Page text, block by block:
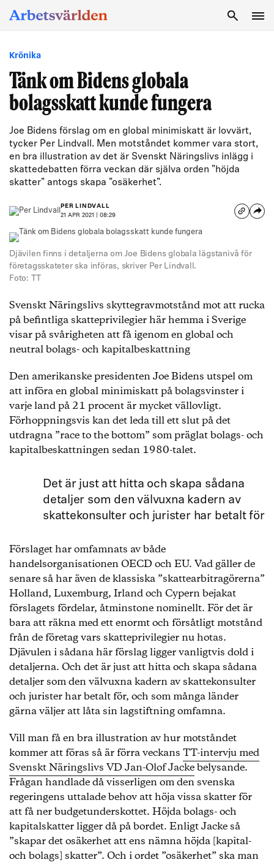
Krönika
Tänk om Bidens globala
bolagsskatt kunde fungera
Joe Bidens förslag om en global minimiskatt är lovvärt,
tycker Per Lindvall. Men motståndet kommer vara stort,
en bra illustration av det är Svenskt Näringslivs inlägg i
skattedebatten förra veckan där själva orden "höjda
skatter" antogs skapa "osäkerhet".
PER LINDVALL
21 APR 2021 | 08:29
Djävilen finns i detaljerna om Joe Bidens globala lägstanivå för
företagsskateter ska införas, skriver Per Lindvall.
Foto: TT
Svenskt Näringslivs skyttegravmotstånd mot att rucka
på befintliga skatteprivilegier här hemma i Sverige
visar på svårigheten att få igenom en global och
neutral bolags- och kapitalbeskattning
Den amerikanske presidenten Joe Bidens utspel om
att införa en global minimiskatt på bolagsvinster i
varje land på 21 procent är mycket vällovligt.
Förhoppningsvis kan det leda till ett slut på det
utdragna ”race to the bottom” som präglat bolags- och
kapitalbeskattningen sedan 1980-talet.
Det är just att hitta och skapa sådana
detaljer som den välvuxna kadern av
skattekonsulter och jurister har betalt för
Förslaget har omfamnats av både
handelsorganisationen OECD och EU. Vad gäller de
senare så har även de klassiska ”skattearbitragörerna”
Holland, Luxemburg, Irland och Cypern bejakat
förslagets fördelar, åtminstone nominellt. För det är
bara att räkna med ett enormt och försåtligt motstånd
från de företag vars skatteprivilegier nu hotas.
Djävulen i sådana här förslag ligger vanligtvis dold i
detaljerna. Och det är just att hitta och skapa sådana
detaljer som den välvuxna kadern av skattekonsulter
och jurister har betalt för, och som många länder
gärna väljer att låta sin lagstiftning omfamna.
Vill man få en bra illustration av hur motståndet
kommer att föras så är förra veckans TT-intervju med
Svenskt Näringslivs VD Jan-Olof Jackebelysande.
Frågan handlade då visserligen om den svenska
regeringens uttalade behov att höja vissa skatter för
att få ner budgetunderskottet. Höjda bolags- och
kapitalskatter ligger då på bordet. Enligt Jacke så
”skapar det osäkerhet att ens nämna höjda [kapital-
och bolags] skatter”. Och i ordet ”osäkerhet” ska man